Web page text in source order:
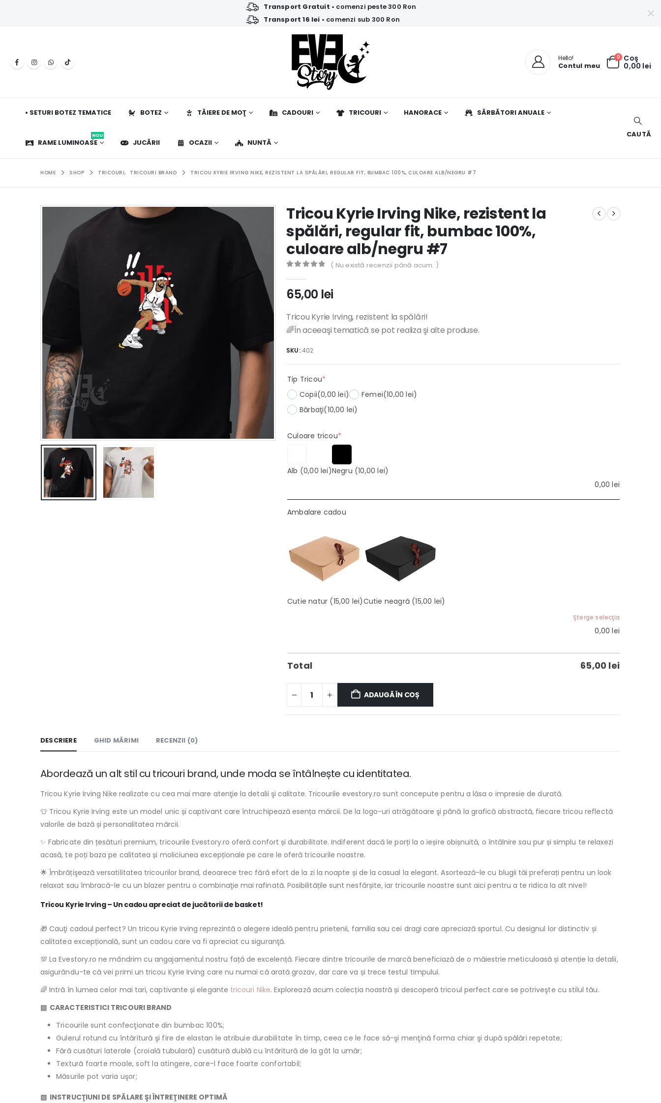
Transport Gratuit • comenzi peste 300 Ron
Transport 16 lei • comenzi sub 300 Ron
Hello!
Contul meu
0 Coş
0,00 lei
• SETURI BOTEZ TEMATICE BOTEZ TĂIERE DE MOŢ CADOURI TRICOURI HANORACE SĂRBĂTORI ANUALE
RAME LUMINOASE
NOU
JUCĂRII OCAZII NUNTĂ
CAUTĂ
HOME SHOP TRICOURI, TRICOURI BRAND TRICOU KYRIE IRVING NIKE, REZISTENT LA SPĂLĂRI, REGULAR FIT, BUMBAC 100%, CULOARE ALB/NEGRU #7
Tricou Kyrie Irving Nike, rezistent la
spălări, regular fit, bumbac 100%,
culoare alb/negru #7
( Nu există recenzii până acum. )
65,00 lei
Tricou Kyrie Irving, rezistent la spălări!
🌈În aceeaşi tematică se pot realiza şi alte produse.
SKU:402
Tip Tricou*
Copii(0,00 lei) Femei(10,00 lei)
Bărbaţi(10,00 lei)
Culoare tricou*(required)
Alb (0,00 lei)Negru (10,00 lei)
0,00lei
Ambalare cadou
Cutie natur (15,00 lei)Cutie neagră (15,00 lei)
Şterge selecţia
0,00lei
Total 65,00 lei
ADAUGĂ ÎN COȘ
DESCRIERE GHID MĂRIMI RECENZII (0)
Abordează un alt stil cu tricouri brand, unde moda se întâlnește cu identitatea.
Tricou Kyrie Irving Nike realizate cu cea mai mare atenţie la detalii şi calitate. Tricourile evestory.ro sunt concepute pentru a lăsa o impresie de durată.
👕 Tricou Kyrie Irving este un model unic și captivant care întruchipează esența mărcii. De la logo-uri atrăgătoare şi până la grafică abstractă, fiecare tricou reflectă
valorile de bază și personalitatea mărcii.
✨ Fabricate din țesături premium, tricourile Evestory.ro oferă confort și durabilitate. Indiferent dacă le porți la o ieșire obișnuită, o întâlnire sau pur și simplu te relaxezi
acasă, te poți baza pe calitatea și moliciunea excepționale pe care le oferă tricourile noastre.
🌟 Îmbrățişează versatilitatea tricourilor brand, deoarece trec fără efort de la zi la noapte și de la casual la elegant. Asortează-le cu blugii tăi preferați pentru un look
relaxat sau îmbracă-le cu un blazer pentru o combinaţie mai rafinată. Posibilitățile sunt nesfârșite, iar tricourile noastre sunt aici pentru a te ridica la alt nivel!
Tricou Kyrie Irving – Un cadou apreciat de jucătorii de basket!
🎁 Cauţi cadoul perfect? Un tricou Kyrie Irving reprezintă o alegere ideală pentru prietenii, familia sau cei dragi care apreciază sportul. Cu designul lor distinctiv și
calitatea excepțională, sunt un cadou care va fi apreciat cu siguranţă.
💯 La Evestory.ro ne mândrim cu angajamentul nostru față de excelență. Fiecare dintre tricourile de marcă beneficiază de o măiestrie meticuloasă și atenție la detalii,
asigurându-te că vei primi un tricou Kyrie Irving care nu numai că arată grozav, dar care va și trece testul timpului.
🌈 Intră în lumea celor mai tari, captivante și elegante tricouri Nike. Explorează acum colecția noastră și descoperă tricoul perfect care se potriveşte cu stilul tău.
▧ CARACTERISTICI TRICOURI BRAND
Tricourile sunt confecţionate din bumbac 100%;
Gulerul rotund cu întăritură şi fire de elastan le atribuie durabilitate în timp, ceea ce le face să-şi menţină forma chiar şi după spălări repetate;
Fără cusături laterale (croială tubulară) cusătură dublă cu întăritură de la gât la umăr;
Textură foarte moale, soft la atingere, care-l face foarte confortabil;
Măsurile pot varia uşor;
▧ INSTRUCŢIUNI DE SPĂLARE ŞI ÎNTREŢINERE OPTIMĂ